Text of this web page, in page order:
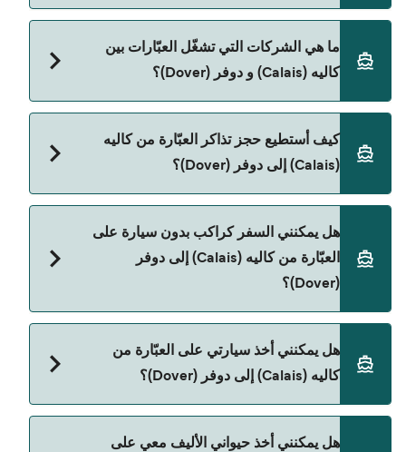
المباشرة باستخدام Direct Ferries Deal Finder.
حسب الموسم. متوسط سعر الرحلة هو 782٫58
ما هي الشركات التي تشغّل العبّارات بين
كاليه (Calais) و دوفر (Dover)؟
دوفر (Dover). وهي:
P&O Ferries
DFDS Seaways
كيف أستطيع حجز تذاكر العبّارة من كاليه
(Calais) إلى دوفر (Dover)؟
صفحة العروض لمعرفة أحدث التخفيضات.
هل يمكنني السفر كراكب بدون سيارة على
العبّارة من كاليه (Calais) إلى دوفر
(Dover)؟
إلى دوفر (Dover) مع:
هل يمكنني أخذ سيارتي على العبّارة من
كاليه (Calais) إلى دوفر (Dover)؟
نعم، يمكنك السفر مع سيارتك على العبّارة من كاليه
هل يمكنني أخذ حيواني الأليف معي على